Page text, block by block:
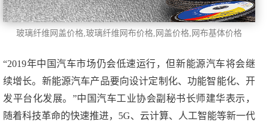
玻璃纤维网盖价格,玻璃纤维网布价格,网盖价格,网布基体价格
“2019年中国汽车市场仍会低速运行，但新能源汽车将会继
续增长。新能源汽车产品要向设计定制化、功能智能化、开
发平台化发展。”中国汽车工业协会副秘书长师建华表示，
随着科技革命的快速推进，5G、云计算、人工智能等新一代